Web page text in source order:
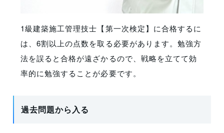
1級建築施工管理技士【第一次検定】に合格するに
は、6割以上の点数を取る必要があります。勉強方
法を誤ると合格が遠ざかるので、戦略を立てて効
率的に勉強することが必要です。
過去問題から入る